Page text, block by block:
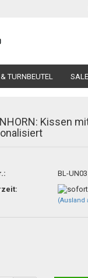
TURNBEUTEL SALE
Kissen
BL-UN03
(Ausland